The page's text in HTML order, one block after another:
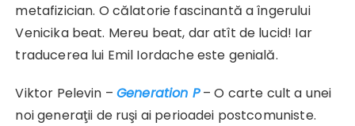
metafizician. O călatorie fascinantă a îngerului
Venicika beat. Mereu beat, dar atît de lucid! Iar
traducerea lui Emil Iordache este genială.
Viktor Pelevin –Generation P– O carte cult a unei
noi generaţii de ruşi ai perioadei postcomuniste.